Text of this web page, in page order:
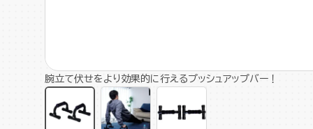
腕立て伏せをより効果的に行えるプッシュアップバー！